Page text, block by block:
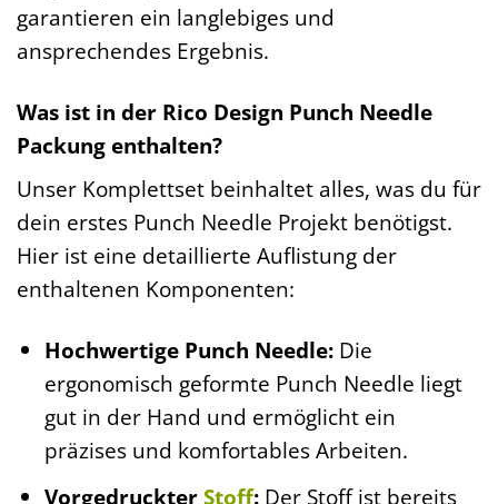
garantieren ein langlebiges und
ansprechendes Ergebnis.
Was ist in der Rico Design Punch Needle
Packung enthalten?
Unser Komplettset beinhaltet alles, was du für
dein erstes Punch Needle Projekt benötigst.
Hier ist eine detaillierte Auflistung der
enthaltenen Komponenten:
Hochwertige Punch Needle:Die
ergonomisch geformte Punch Needle liegt
gut in der Hand und ermöglicht ein
präzises und komfortables Arbeiten.
VorgedruckterStoff:Der Stoff ist bereits